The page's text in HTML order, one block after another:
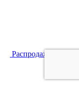
Распродажа